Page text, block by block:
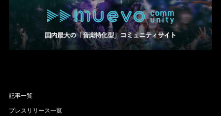
記事一覧
プレスリリース一覧